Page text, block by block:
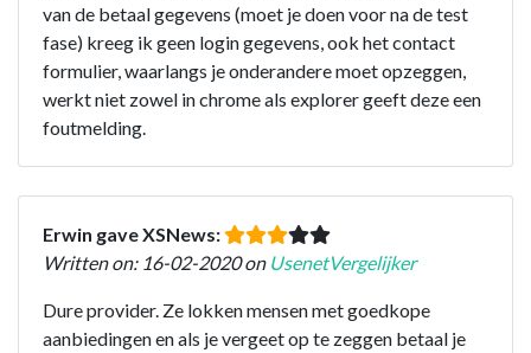
van de betaal gegevens (moet je doen voor na de test
fase) kreeg ik geen login gegevens, ook het contact
formulier, waarlangs je onderandere moet opzeggen,
werkt niet zowel in chrome als explorer geeft deze een
foutmelding.
Erwin gave XSNews:
Written on: 16-02-2020 on UsenetVergelijker
Dure provider. Ze lokken mensen met goedkope
aanbiedingen en als je vergeet op te zeggen betaal je